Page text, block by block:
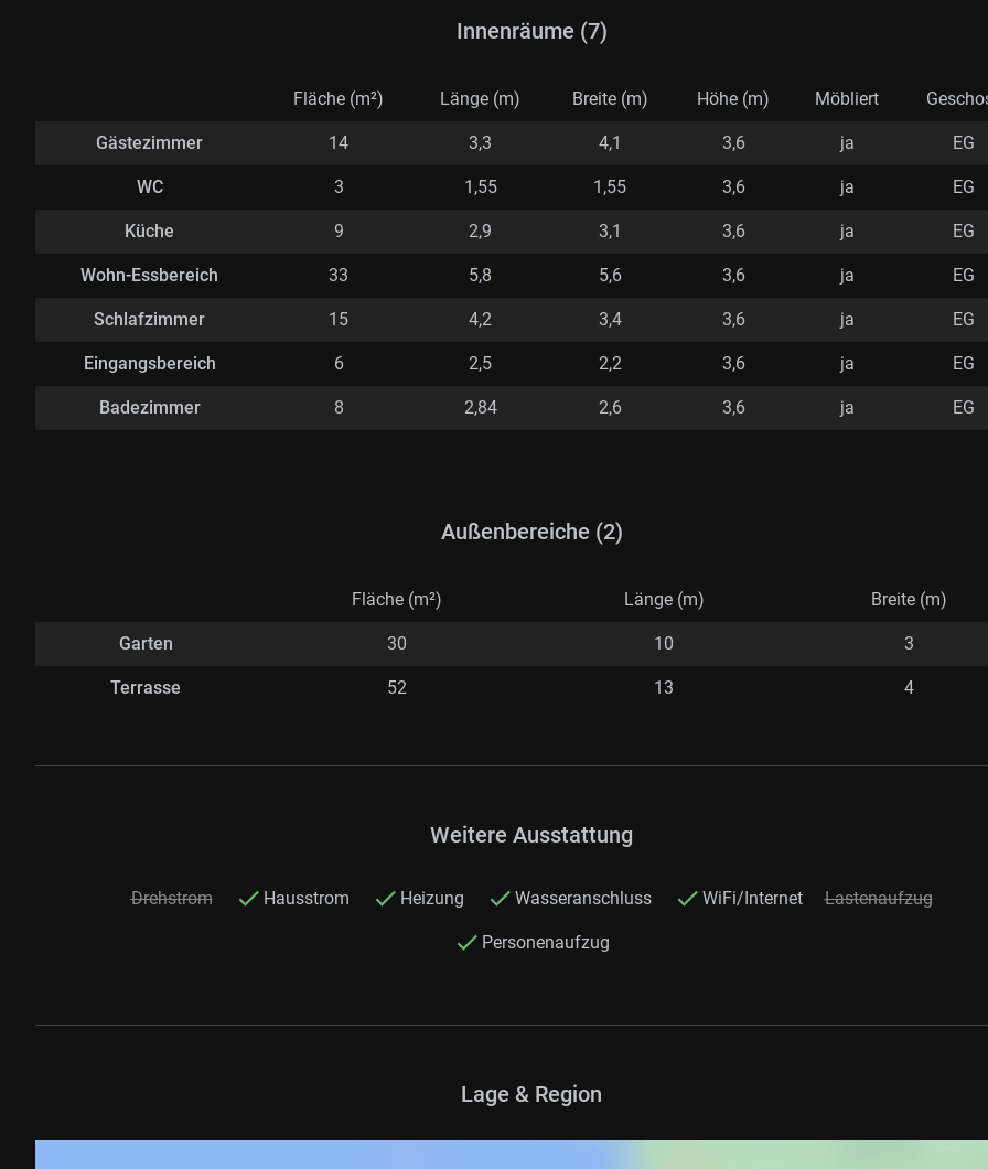
Innenräume (7)
Fläche (m²) Länge (m) Breite (m) Höhe (m) Möbliert
Gästezimmer 14 3,3 4,1 3,6 ja EG
WC 3 1,55 1,55 3,6 ja EG
Küche 9 2,9 3,1 3,6 ja EG
Wohn-Essbereich 33 5,8 5,6 3,6 ja EG
Schlafzimmer 15 4,2 3,4 3,6 ja EG
Eingangsbereich 6 2,5 2,2 3,6 ja EG
Badezimmer 8 2,84 2,6 3,6 ja EG
Außenbereiche (2)
Fläche (m²) Länge (m) Breite (m)
Garten 30 10 3
Terrasse 52 13 4
Weitere Ausstattung
Drehstrom Hausstrom Heizung Wasseranschluss WiFi/Internet Lastenaufzug
Personenaufzug
Lage & Region